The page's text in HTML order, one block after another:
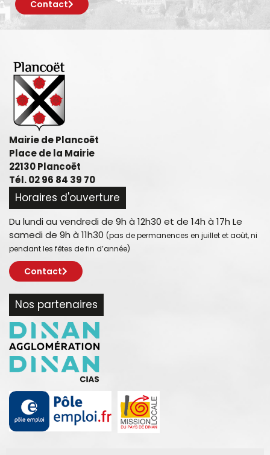
Contact
Mairie de Plancoët
Place de la Mairie
22130 Plancoët
Tél. 02 96 84 39 70
Horaires d'ouverture
Du lundi au vendredi de 9h à 12h30 et de 14h à 17h Le
samedi de 9h à 11h30 (pas de permanences en juillet et août, ni
pendant les fêtes de fin d’année)
Contact
Nos partenaires